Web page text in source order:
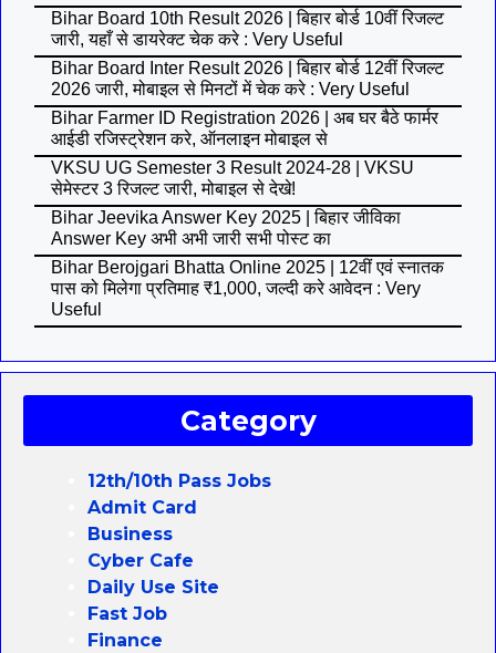
Bihar Board 10th Result 2026 | बिहार बोर्ड 10वीं रिजल्ट
जारी, यहाँ से डायरेक्ट चेक करे : Very Useful
Bihar Board Inter Result 2026 | बिहार बोर्ड 12वीं रिजल्ट
2026 जारी, मोबाइल से मिनटों में चेक करे : Very Useful
Bihar Farmer ID Registration 2026 | अब घर बैठे फार्मर
आईडी रजिस्ट्रेशन करे, ऑनलाइन मोबाइल से
VKSU UG Semester 3 Result 2024-28 | VKSU
सेमेस्टर 3 रिजल्ट जारी, मोबाइल से देखे!
Bihar Jeevika Answer Key 2025 | बिहार जीविका
Answer Key अभी अभी जारी सभी पोस्ट का
Bihar Berojgari Bhatta Online 2025 | 12वीं एवं स्नातक
पास को मिलेगा प्रतिमाह ₹1,000, जल्दी करे आवेदन : Very
Useful
Category
12th/10th Pass Jobs
Admit Card
Business
Cyber Cafe
Daily Use Site
Fast Job
Finance